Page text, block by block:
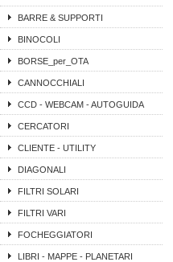
BARRE & SUPPORTI
BINOCOLI
BORSE_per_OTA
CANNOCCHIALI
CCD - WEBCAM - AUTOGUIDA
CERCATORI
CLIENTE - UTILITY
DIAGONALI
FILTRI SOLARI
FILTRI VARI
FOCHEGGIATORI
LIBRI - MAPPE - PLANETARI